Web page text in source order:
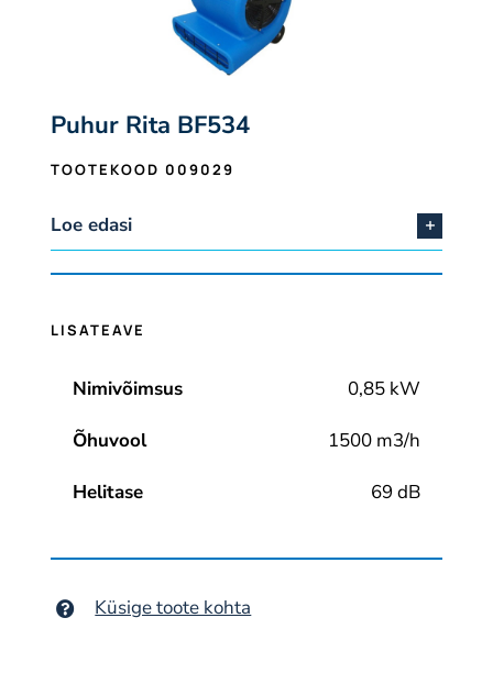
Puhur Rita BF534
TOOTEKOOD 009029
Loe edasi
LISATEAVE
Nimivõimsus 0,85 kW
Õhuvool 1500 m3/h
Helitase 69 dB
Küsige toote kohta